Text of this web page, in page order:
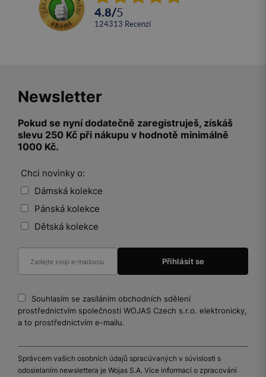
4.8/5
124313 recenzí
Newsletter
Pokud se nyní dodatečně zaregistruješ, získáš
slevu 250 Kč při nákupu v hodnotě minimálně
1000 Kč.
Chci novinky o:
Dámská kolekce
Pánská kolekce
Dětská kolekce
Souhlasím se zasíláním obchodních sdělení
prostřednictvím společnosti WOJAS Czech s.r.o. elektronicky,
a to prostřednictvím e-mailu.
Správcem vašich osobních údajů spracúvaných v súvislosti s
odosielaním newslettera je Wojas S.A. Více informací o zpracování